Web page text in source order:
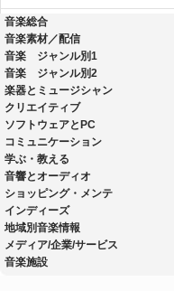
音楽総合
音楽素材／配信
音楽 ジャンル別1
音楽 ジャンル別2
楽器とミュージシャン
クリエイティブ
ソフトウェアとPC
コミュニケーション
学ぶ・教える
音響とオーディオ
ショッピング・メンテ
インディーズ
地域別音楽情報
メディア/企業/サービス
音楽施設